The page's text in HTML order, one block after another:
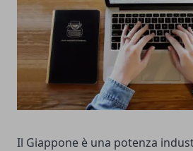
Il Giappone è una potenza